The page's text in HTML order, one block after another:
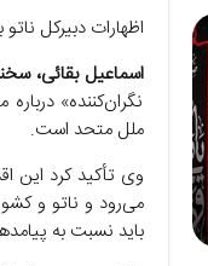
اظهارات دبیرکل
اسماعیل بقائی،
نگران‌کننده»
ملل متحد است.
وی تأکید کرد این
می‌رود و ناتو و
باید نسبت به